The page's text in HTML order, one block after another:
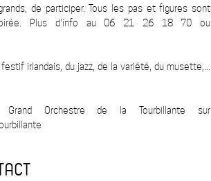
de participer. Tous les pas et figures sont
Plus d'info au 06 21 26 18 70 ou
irlandais, du jazz, de la variété, du musette,...
Orchestre de la Tourbillante sur